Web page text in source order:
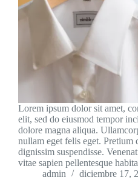
Lorem ipsum dolor sit amet,
elit, sed do eiusmod tempor
dolore magna aliqua.
nullam eget felis eget. Pretium
dignissim suspendisse.
vitae sapien pellentesque
admin
diciembre 17,